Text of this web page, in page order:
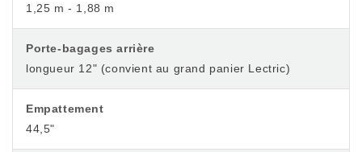
1,25 m - 1,88 m
Porte-bagages arrière
longueur 12" (convient au grand panier Lectric)
Empattement
44,5"